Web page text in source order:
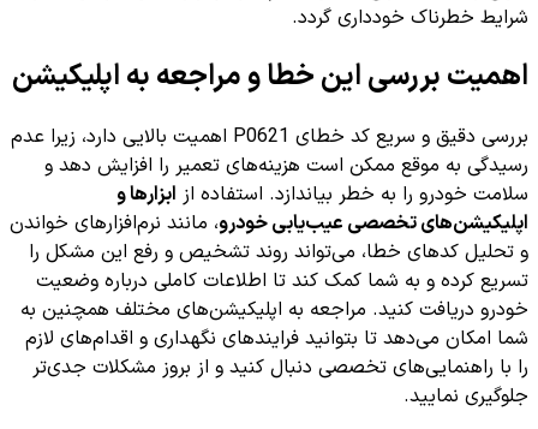
شرایط خطرناک خودداری گردد.
اهمیت بررسی این خطا و مراجعه به اپلیکیشن
بررسی دقیق و سریع کد خطای P0621 اهمیت بالایی دارد، زیرا عدم
رسیدگی به موقع ممکن است هزینه‌های تعمیر را افزایش دهد و
سلامت خودرو را به خطر بیاندازد. استفاده از ابزارها و
اپلیکیشن‌های تخصصی عیب‌یابی خودرو، مانند نرم‌افزارهای خواندن
و تحلیل کدهای خطا، می‌تواند روند تشخیص و رفع این مشکل را
تسریع کرده و به شما کمک کند تا اطلاعات کاملی درباره وضعیت
خودرو دریافت کنید. مراجعه به اپلیکیشن‌های مختلف همچنین به
شما امکان می‌دهد تا بتوانید فرایندهای نگهداری و اقدام‌های لازم
را با راهنمایی‌های تخصصی دنبال کنید و از بروز مشکلات جدی‌تر
جلوگیری نمایید.